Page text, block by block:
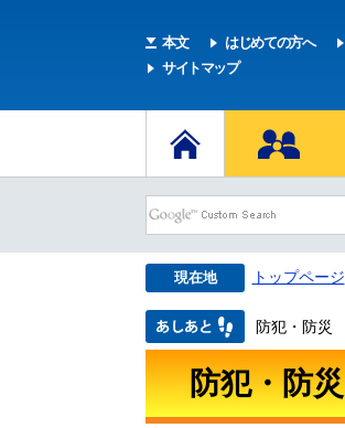
本文 はじめての方へ
サイトマップ
現在地 トップページ
防犯・防災
防犯・防災